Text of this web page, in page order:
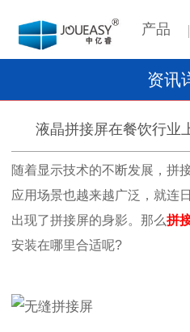
产品
资讯
液晶拼接屏在餐饮行业
随着显示技术的不断发展，拼
应用场景也越来越广泛，就连
出现了拼接屏的身影。那么拼
安装在哪里合适呢?